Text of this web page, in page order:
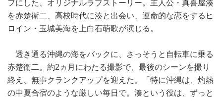
フにした、オリジナルラブストーリー。主人公・真喜屋湊
を赤楚衛二、高校時代に湊と出会い、運命的な恋をするヒ
ロイン・玉城美海を上白石萌歌が演じる。
透き通る沖縄の海をバックに、さっそうと自転車に乗る
赤楚衛二。約2ヵ月にわたる撮影で、最後のシーンを撮り
終え、無事クランクアップを迎えた。「特に沖縄は、灼熱
の中夏合宿のような厳しい毎日で。湊という役は、ずっと